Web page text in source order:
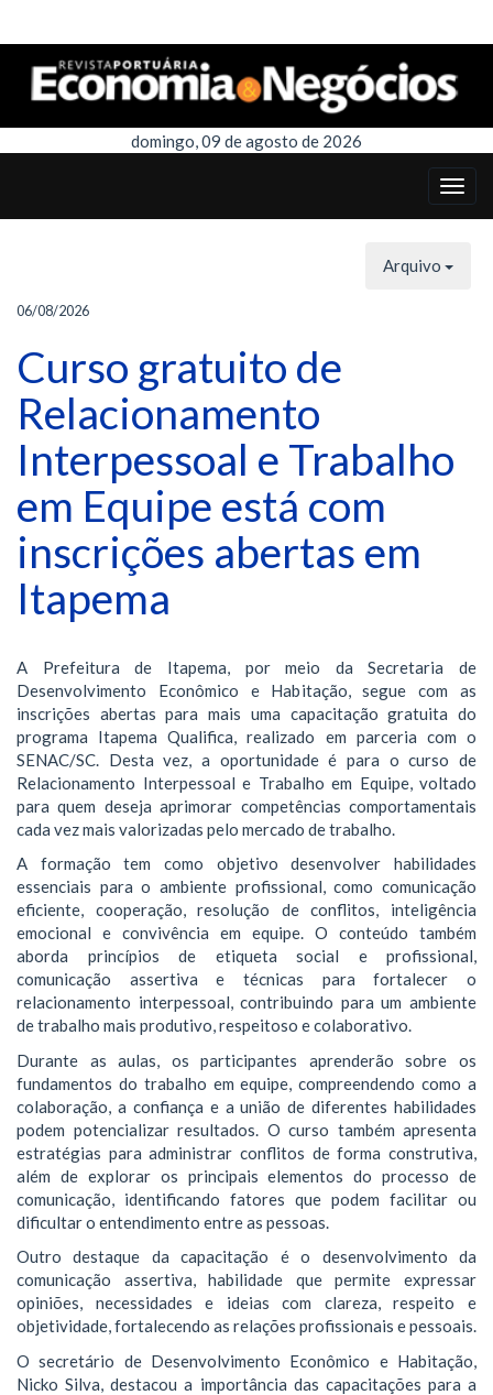
domingo, 09 de agosto de 2026
Arquivo
06/08/2026
Curso gratuito de
Relacionamento
Interpessoal e Trabalho
em Equipe está com
inscrições abertas em
Itapema
A Prefeitura de Itapema, por meio da Secretaria de
Desenvolvimento Econômico e Habitação, segue com as
inscrições abertas para mais uma capacitação gratuita do
programa Itapema Qualifica, realizado em parceria com o
SENAC/SC. Desta vez, a oportunidade é para o curso de
Relacionamento Interpessoal e Trabalho em Equipe, voltado
para quem deseja aprimorar competências comportamentais
cada vez mais valorizadas pelo mercado de trabalho.
A formação tem como objetivo desenvolver habilidades
essenciais para o ambiente profissional, como comunicação
eficiente, cooperação, resolução de conflitos, inteligência
emocional e convivência em equipe. O conteúdo também
aborda princípios de etiqueta social e profissional,
comunicação assertiva e técnicas para fortalecer o
relacionamento interpessoal, contribuindo para um ambiente
de trabalho mais produtivo, respeitoso e colaborativo.
Durante as aulas, os participantes aprenderão sobre os
fundamentos do trabalho em equipe, compreendendo como a
colaboração, a confiança e a união de diferentes habilidades
podem potencializar resultados. O curso também apresenta
estratégias para administrar conflitos de forma construtiva,
além de explorar os principais elementos do processo de
comunicação, identificando fatores que podem facilitar ou
dificultar o entendimento entre as pessoas.
Outro destaque da capacitação é o desenvolvimento da
comunicação assertiva, habilidade que permite expressar
opiniões, necessidades e ideias com clareza, respeito e
objetividade, fortalecendo as relações profissionais e pessoais.
O secretário de Desenvolvimento Econômico e Habitação,
Nicko Silva, destacou a importância das capacitações para a